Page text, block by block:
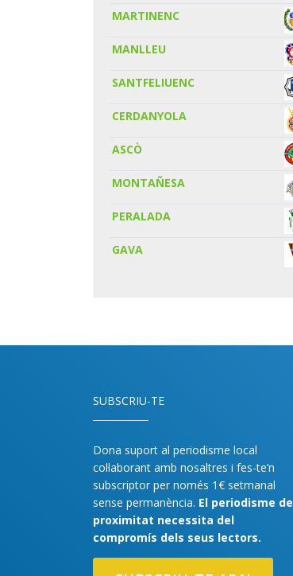
MARTINENC
MANLLEU
SANTFELIUENC
CERDANYOLA
ASCÒ
MONTAÑESA
PERALADA
GAVA
SUBSCRIU-TE
Dona suport al periodisme local
col·laborant amb nosaltres i fes-te’n
subscriptor per només 1€ setmanal
sense permanència. El periodisme de
proximitat necessita del
compromís dels seus lectors.